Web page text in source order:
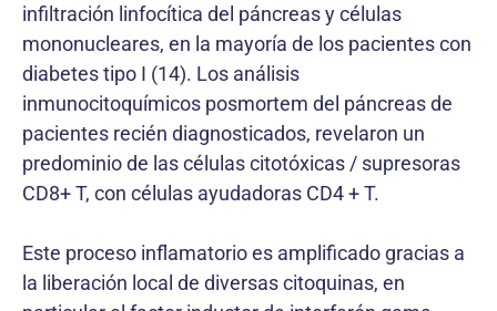
infiltración linfocítica del páncreas y células
mononucleares, en la mayoría de los pacientes con
diabetes tipo I (14). Los análisis
inmunocitoquímicos posmortem del páncreas de
pacientes recién diagnosticados, revelaron un
predominio de las células citotóxicas / supresoras
CD8+ T, con células ayudadoras CD4 + T.
Este proceso inflamatorio es amplificado gracias a
la liberación local de diversas citoquinas, en